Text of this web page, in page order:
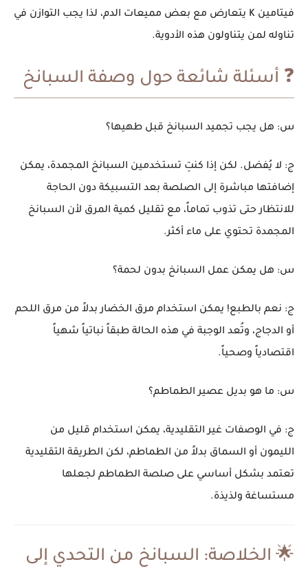
فيتامين K يتعارض مع بعض مميعات الدم، لذا يجب التوازن في
تناوله لمن يتناولون هذه الأدوية.
❓ أسئلة شائعة حول وصفة السبانخ
س: هل يجب تجميد السبانخ قبل طهيها؟
ج: لا يُفضل. لكن إذا كنتِ تستخدمين السبانخ المجمدة، يمكن
إضافتها مباشرة إلى الصلصة بعد التسبيكة دون الحاجة
للانتظار حتى تذوب تماماً، مع تقليل كمية المرق لأن السبانخ
المجمدة تحتوي على ماء أكثر.
س: هل يمكن عمل السبانخ بدون لحمة؟
ج: نعم بالطبع! يمكن استخدام مرق الخضاربدلاً من مرق اللحم
أو الدجاج، وتُعد الوجبة في هذه الحالة طبقاً نباتياً شهياً
اقتصادياً وصحياً.
س: ما هو بديل عصير الطماطم؟
ج: في الوصفات غير التقليدية، يمكن استخدام قليل من
الليمون أو السماق بدلاً من الطماطم، لكن الطريقة التقليدية
تعتمد بشكل أساسي على صلصة الطماطم لجعلها
مستساغة ولذيذة.
🌟 الخلاصة: السبانخ من التحدي إلى